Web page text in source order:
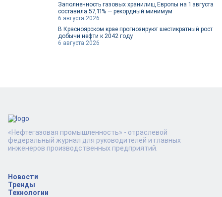
Заполненность газовых хранилищ Европы на 1 августа
составила 57,11% — рекордный минимум
6 августа 2026
В Красноярском крае прогнозируют шестикратный рост
добычи нефти к 2042 году
6 августа 2026
Новости
Тренды
Технологии
«Нефтегазовая промышленность» - отраслевой
федеральный журнал для руководителей и главных
инженеров производственных предприятий.